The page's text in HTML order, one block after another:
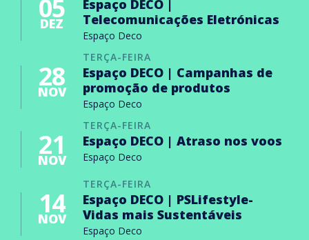
05
DEZ
Espaço DECO |
Telecomunicações Eletrónicas
Espaço Deco
TERÇA-FEIRA
28
NOV
Espaço DECO | Campanhas de
promoção de produtos
Espaço Deco
TERÇA-FEIRA
21
NOV
Espaço DECO | Atraso nos voos
Espaço Deco
TERÇA-FEIRA
14
NOV
Espaço DECO | PSLifestyle-
Vidas mais Sustentáveis
Espaço Deco